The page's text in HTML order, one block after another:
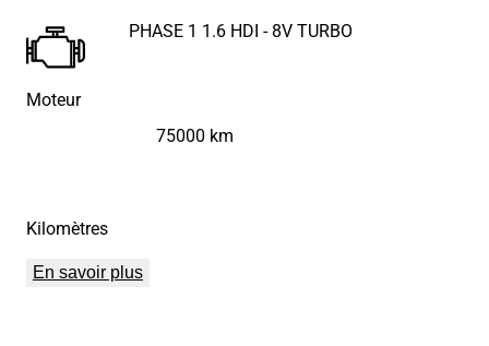
Moteur
PHASE 1 1.6 HDI - 8V TURBO
Kilomètres
75000 km
En savoir plus